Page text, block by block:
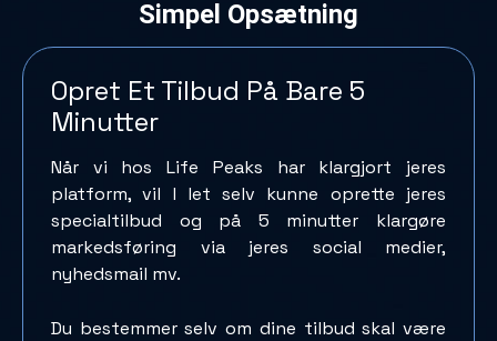
Simpel Opsætning
Opret Et Tilbud På Bare 5
Minutter
Når vi hos Life Peaks har klargjort jeres
platform, vil I let selv kunne oprette jeres
specialtilbud og på 5 minutter klargøre
markedsføring via jeres social medier,
nyhedsmail mv.
Du bestemmer selv om dine tilbud skal være